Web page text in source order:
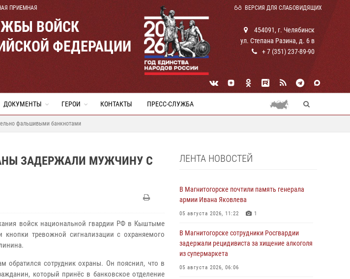
ПРИЕМНАЯ ВЕРСИЯ ДЛЯ СЛАБОВИДЯЩИХ
ВОЙСК
ФЕДЕРАЦИИ
454091, г. Челябинск
ул. Степана Разина, д. 6 в
+ 7 (351) 237-89-90
ДОКУМЕНТЫ ГЕРОИ КОНТАКТЫ ПРЕСС-СЛУЖБА
фальшивыми банкнотами
ЗАДЕРЖАЛИ МУЖЧИНУ С
войск национальной гвардии РФ в Кыштыме
кнопки тревожной сигнализации с охраняемого
обратился сотрудник охраны. Он пояснил, что в
который принёс в банковское отделение
ЛЕНТА НОВОСТЕЙ
В Магнитогорске почтили память генерала
армии Ивана Яковлева
05 августа 2026, 11:22 1
В Магнитогорске сотрудники Росгвардии
задержали рецидивиста за хищение алкоголя
из супермаркета
05 августа 2026, 06:06